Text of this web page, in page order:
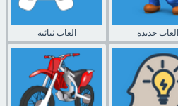
العاب ثنائية العاب جديدة